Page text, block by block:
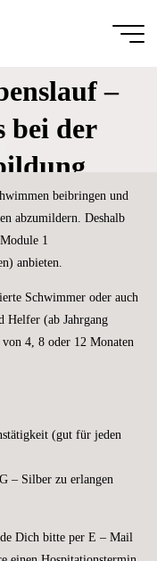
–
bei der
beibringen und
abzumildern. Deshalb
1
anbieten.
Schwimmer oder auch
Helfer (ab Jahrgang
4, 8 oder 12 Monaten
(gut für jeden
– Silber zu erlangen
Dich bitte per E – Mail